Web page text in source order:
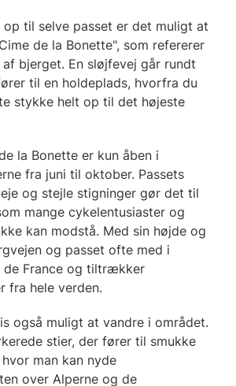
op til selve passet er det muligt at
de la Bonette", som refererer
bjerget. En sløjfevej går rundt
til en holdeplads, hvorfra du
stykke helt op til det højeste
la Bonette er kun åben i
fra juni til oktober. Passets
og stejle stigninger gør det til
mange cykelentusiaster og
kan modstå. Med sin højde og
og passet ofte med i
de France og tiltrækker
fra hele verden.
også muligt at vandre i området.
stier, der fører til smukke
man kan nyde
over Alperne og de